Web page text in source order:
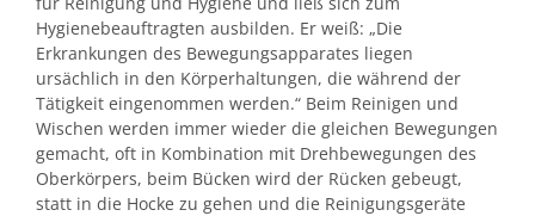
Hygienebeauftragten ausbilden. Er weiß: „Die
Erkrankungen des Bewegungsapparates liegen
ursächlich in den Körperhaltungen, die während der
Tätigkeit eingenommen werden.“ Beim Reinigen und
Wischen werden immer wieder die gleichen Bewegungen
gemacht, oft in Kombination mit Drehbewegungen des
Oberkörpers, beim Bücken wird der Rücken gebeugt,
statt in die Hocke zu gehen und die Reinigungsgeräte